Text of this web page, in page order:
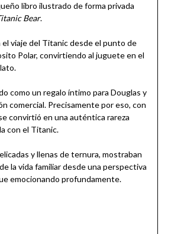
libro ilustrado de forma privada
Bear.
el viaje del Titanic desde el punto de
Polar, convirtiendo al juguete en el
como un regalo íntimo para Douglas y
comercial. Precisamente por eso, con
convirtió en una auténtica rareza
con el Titanic.
y llenas de ternura, mostraban
la vida familiar desde una perspectiva
emocionando profundamente.